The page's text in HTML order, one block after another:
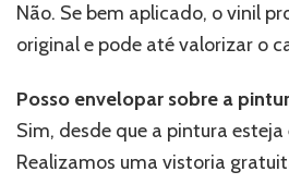
Não. Se bem aplicado, o vinil
original e pode até valorizar o
Posso envelopar sobre a
Sim, desde que a pintura
Realizamos uma vistoria